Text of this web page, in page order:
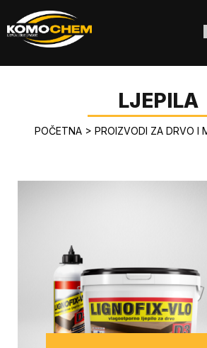
LJEPILA
POČETNA> PROIZVODI ZA DRVO I